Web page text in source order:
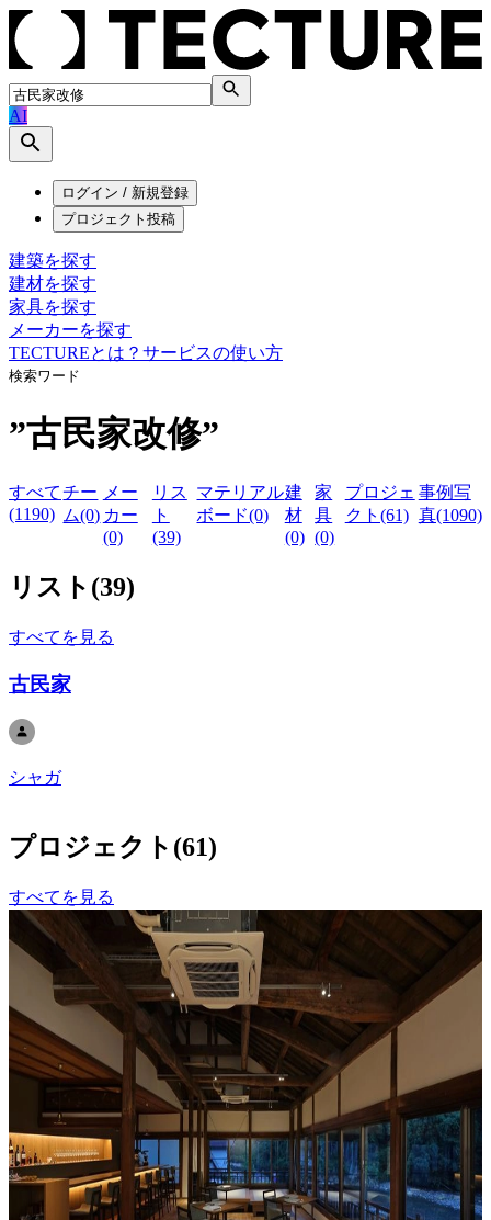
AI
ログイン / 新規登録
プロジェクト投稿
建築を探す
建材を探す
家具を探す
メーカーを探す
TECTUREとは？ サービスの使い方
検索ワード
”古民家改修”
すべて
(1190)
チー
ム(0)
メー
カー
(0)
リス
ト
(39)
マテリアル
ボード(0)
建
材
(0)
家
具
(0)
プロジェ
クト(61)
事例写
真(1090)
リスト (39)
すべてを見る
古民家
シャガ
プロジェクト (61)
すべてを見る
ビルディングタイプ
複合施設
築百年以上前の温泉旅館跡を改修した
温浴施設とカフェの複合施設
v.d.o